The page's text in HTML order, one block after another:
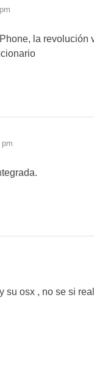
la revolución
su osx , no se si